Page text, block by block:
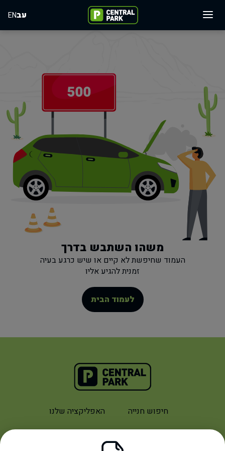
עבEN
משהו השתבש בדרך
העמוד שחיפשת לא קיים או שיש כרגע בעיה
זמנית להגיע אליו
לעמוד הבית
חיפוש חנייה האפליקציה שלנו